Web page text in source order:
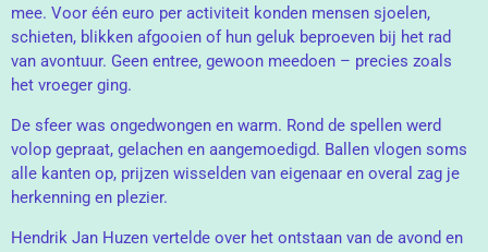
mee. Voor één euro per activiteit konden mensen sjoelen,
schieten, blikken afgooien of hun geluk beproeven bij het rad
van avontuur. Geen entree, gewoon meedoen – precies zoals
het vroeger ging.
De sfeer was ongedwongen en warm. Rond de spellen werd
volop gepraat, gelachen en aangemoedigd. Ballen vlogen soms
alle kanten op, prijzen wisselden van eigenaar en overal zag je
herkenning en plezier.
Hendrik Jan Huzen vertelde over het ontstaan van de avond en